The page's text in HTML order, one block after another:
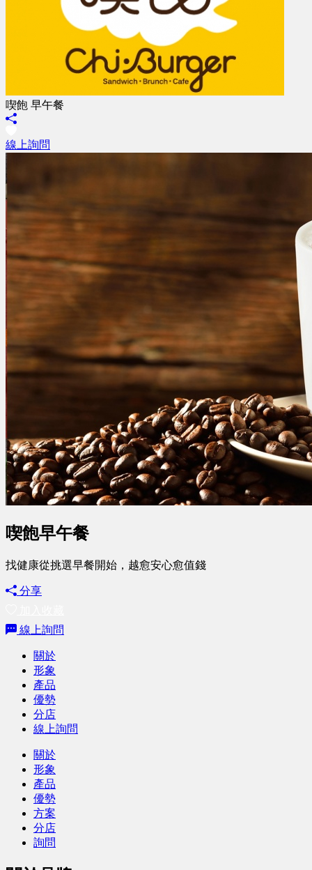
喫飽 早午餐
線上詢問
喫飽早午餐
找健康從挑選早餐開始，越愈安心愈值錢
分享
線上詢問
關於
形象
產品
優勢
分店
線上詢問
關於
形象
產品
優勢
方案
分店
詢問